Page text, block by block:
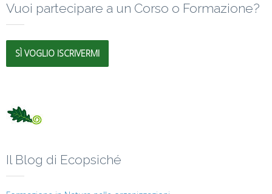
Vuoi partecipare a un Corso o Formazione?
SÌ VOGLIO ISCRIVERMI
Il Blog di Ecopsiché